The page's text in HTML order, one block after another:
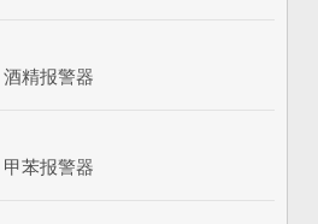
酒精报警器
甲苯报警器